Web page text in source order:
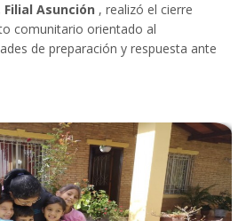
Filial Asunción , realizó el cierre
comunitario orientado al
de preparación y respuesta ante